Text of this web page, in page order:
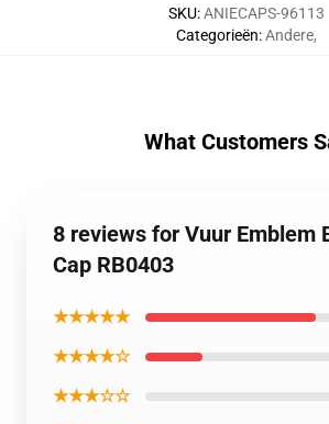
SKU:ANIECAPS-96113
Categorieën:Andere,
What Customers
8 reviews for Vuur Emblem
Cap RB0403
★★★★★
★★★★☆
★★★☆☆